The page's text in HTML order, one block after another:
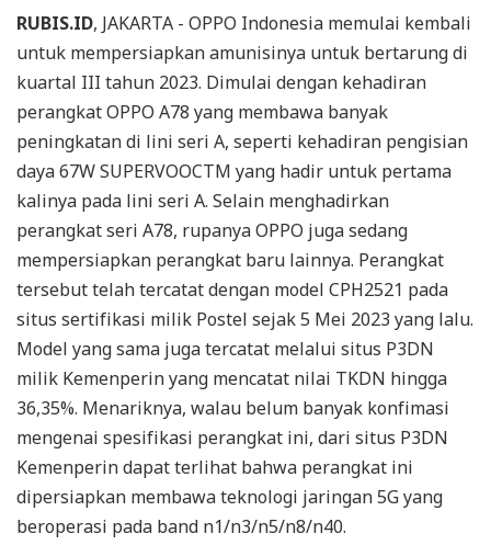
RUBIS.ID, JAKARTA - OPPO Indonesia memulai kembali
untuk mempersiapkan amunisinya untuk bertarung di
kuartal III tahun 2023. Dimulai dengan kehadiran
perangkat OPPO A78 yang membawa banyak
peningkatan di lini seri A, seperti kehadiran pengisian
daya 67W SUPERVOOCTM yang hadir untuk pertama
kalinya pada lini seri A. Selain menghadirkan
perangkat seri A78, rupanya OPPO juga sedang
mempersiapkan perangkat baru lainnya. Perangkat
tersebut telah tercatat dengan model CPH2521 pada
situs sertifikasi milik Postel sejak 5 Mei 2023 yang lalu.
Model yang sama juga tercatat melalui situs P3DN
milik Kemenperin yang mencatat nilai TKDN hingga
36,35%. Menariknya, walau belum banyak konfimasi
mengenai spesifikasi perangkat ini, dari situs P3DN
Kemenperin dapat terlihat bahwa perangkat ini
dipersiapkan membawa teknologi jaringan 5G yang
beroperasi pada band n1/n3/n5/n8/n40.